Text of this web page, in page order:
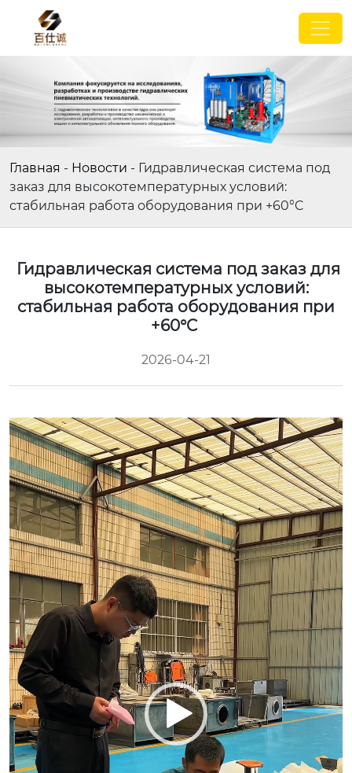
Главная - Новости - Гидравлическая система под
заказ для высокотемпературных условий:
стабильная работа оборудования при +60°C
Гидравлическая система под заказ для
высокотемпературных условий:
стабильная работа оборудования при
+60°C
2026-04-21
Video
Player